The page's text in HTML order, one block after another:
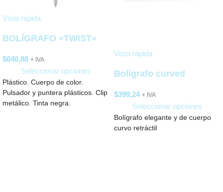
Vista rápida
BOLÍGRAFO «TWIST»
$640,88 + IVA
Seleccionar opciones
Plástico. Cuerpo de color.
Pulsador y puntera plásticos. Clip
metálico. Tinta negra.
Vista rápida
Bolígrafo curved
$399,24 + IVA
Seleccionar opciones
Bolígrafo elegante y de cuerpo
curvo retráctil